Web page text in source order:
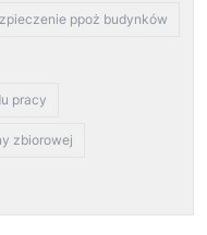
ppoż budynków
pracy
zbiorowej